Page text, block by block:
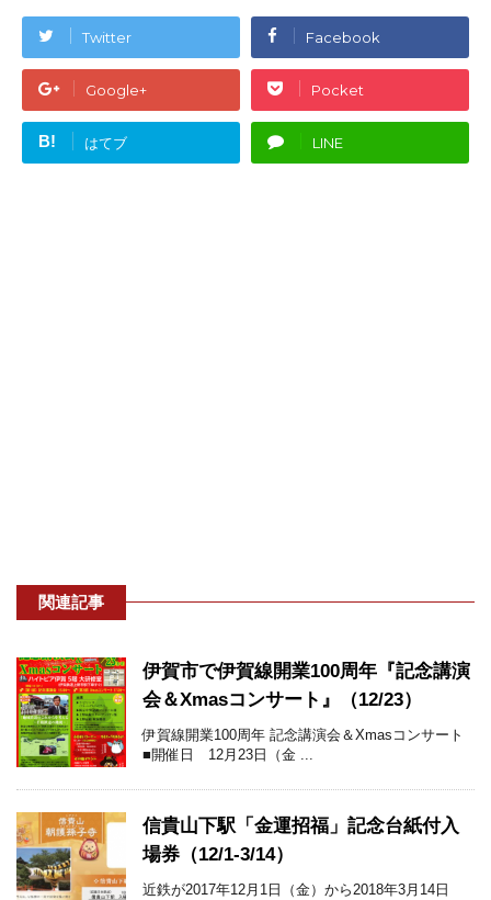
Twitter Facebook
Google+ Pocket
B! はてブ LINE
関連記事
伊賀市で伊賀線開業100周年『記念講演
会＆Xmasコンサート』（12/23）
伊賀線開業100周年 記念講演会＆Xmasコンサート
■開催日 12月23日（金 ...
信貴山下駅「金運招福」記念台紙付入
場券（12/1-3/14）
近鉄が2017年12月1日（金）から2018年3月14日